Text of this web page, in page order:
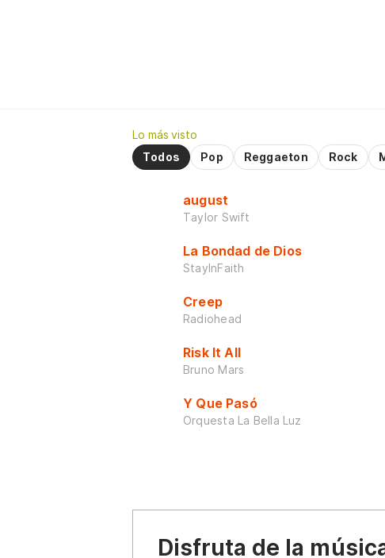
Lo más visto
Todos
Pop Reggaeton Rock
august
Taylor Swift
La Bondad de Dios
StayInFaith
Creep
Radiohead
Risk It All
Bruno Mars
Y Que Pasó
Orquesta La Bella Luz
Disfruta de la